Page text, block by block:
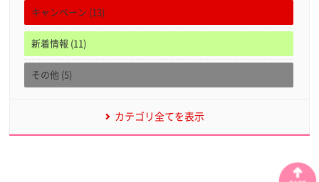
キャンペーン (13)
新着情報 (11)
その他 (5)
カテゴリ全てを表示